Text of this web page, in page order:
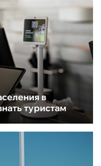
в
туристам